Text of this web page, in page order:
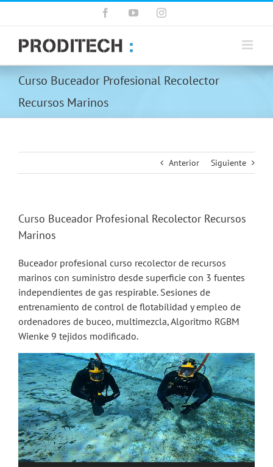
FacebookYouTubeInstagram
Curso Buceador Profesional Recolector
Recursos Marinos
Anterior Siguiente
Curso Buceador Profesional Recolector Recursos
Marinos
Buceador profesional curso recolector de recursos
marinos con suministro desde superficie con 3 fuentes
independientes de gas respirable. Sesiones de
entrenamiento de control de flotabilidad y empleo de
ordenadores de buceo, multimezcla, Algoritmo RGBM
Wienke 9 tejidos modificado.
Reproductor
de
vídeo